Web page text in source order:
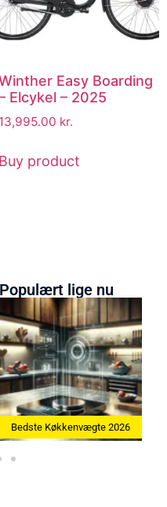
Easy Boarding
Elcykel – 2025
13,995.00 kr.
Buy product
Populært lige nu
2026 Bedste Æggekoger